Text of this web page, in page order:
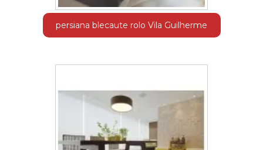
persiana blecaute rolo Vila Guilherme